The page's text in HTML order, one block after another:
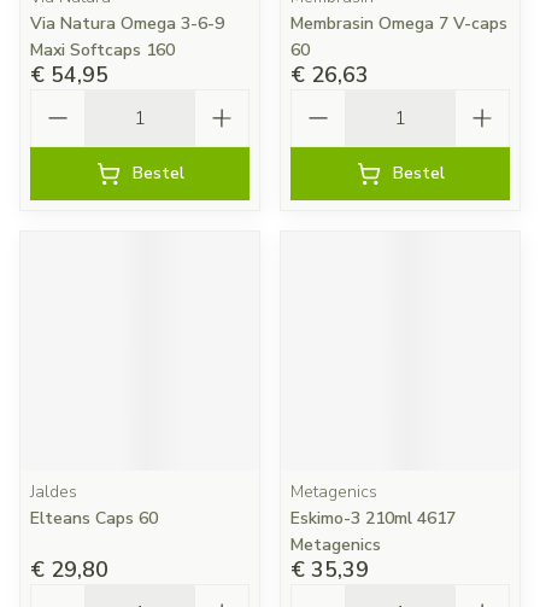
Via Natura Omega 3-6-9
Maxi Softcaps 160
€ 54,95
Bestel
Membrasin Omega 7 V-caps
60
€ 26,63
Bestel
Jaldes
Elteans Caps 60
€ 29,80
Metagenics
Eskimo-3 210ml 4617
Metagenics
€ 35,39